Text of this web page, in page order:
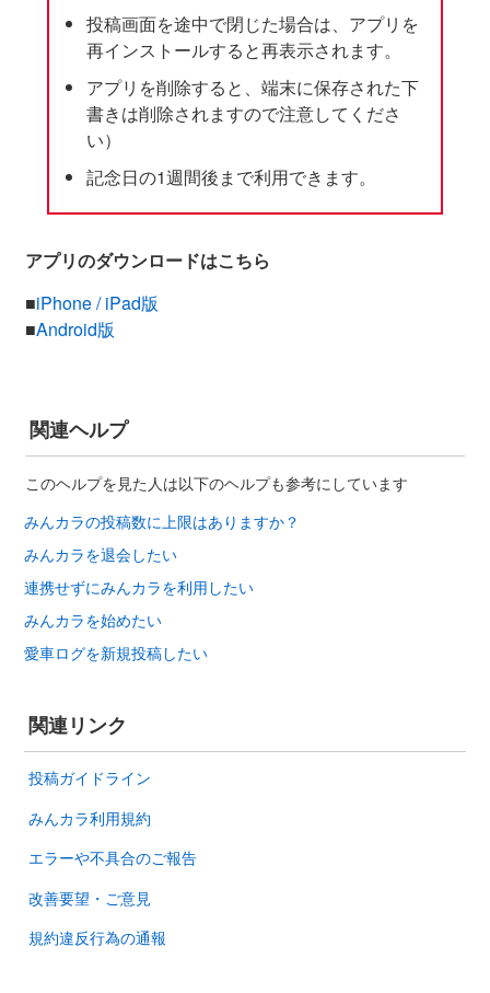
投稿画面を途中で閉じた場合は、アプリを
再インストールすると再表示されます。
アプリを削除すると、端末に保存された下
書きは削除されますので注意してくださ
い）
記念日の1週間後まで利用できます。
アプリのダウンロードはこちら
■iPhone / iPad版
■Android版
関連ヘルプ
このヘルプを見た人は以下のヘルプも参考にしています
みんカラの投稿数に上限はありますか？
みんカラを退会したい
連携せずにみんカラを利用したい
みんカラを始めたい
愛車ログを新規投稿したい
関連リンク
投稿ガイドライン
みんカラ利用規約
エラーや不具合のご報告
改善要望・ご意見
規約違反行為の通報